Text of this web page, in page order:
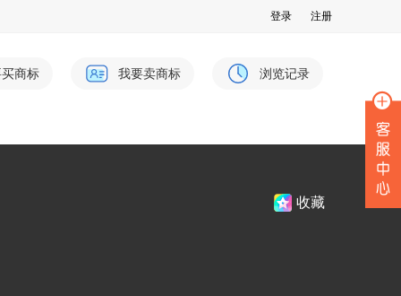
登录 注册
商标 我要卖商标 浏览记录
收藏